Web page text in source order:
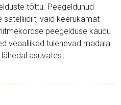
tõttu. Peegeldunud
satelliidilt, vaid keerukamat
peegelduse kaudu
veaallikad tulenevad madala
asuvatest